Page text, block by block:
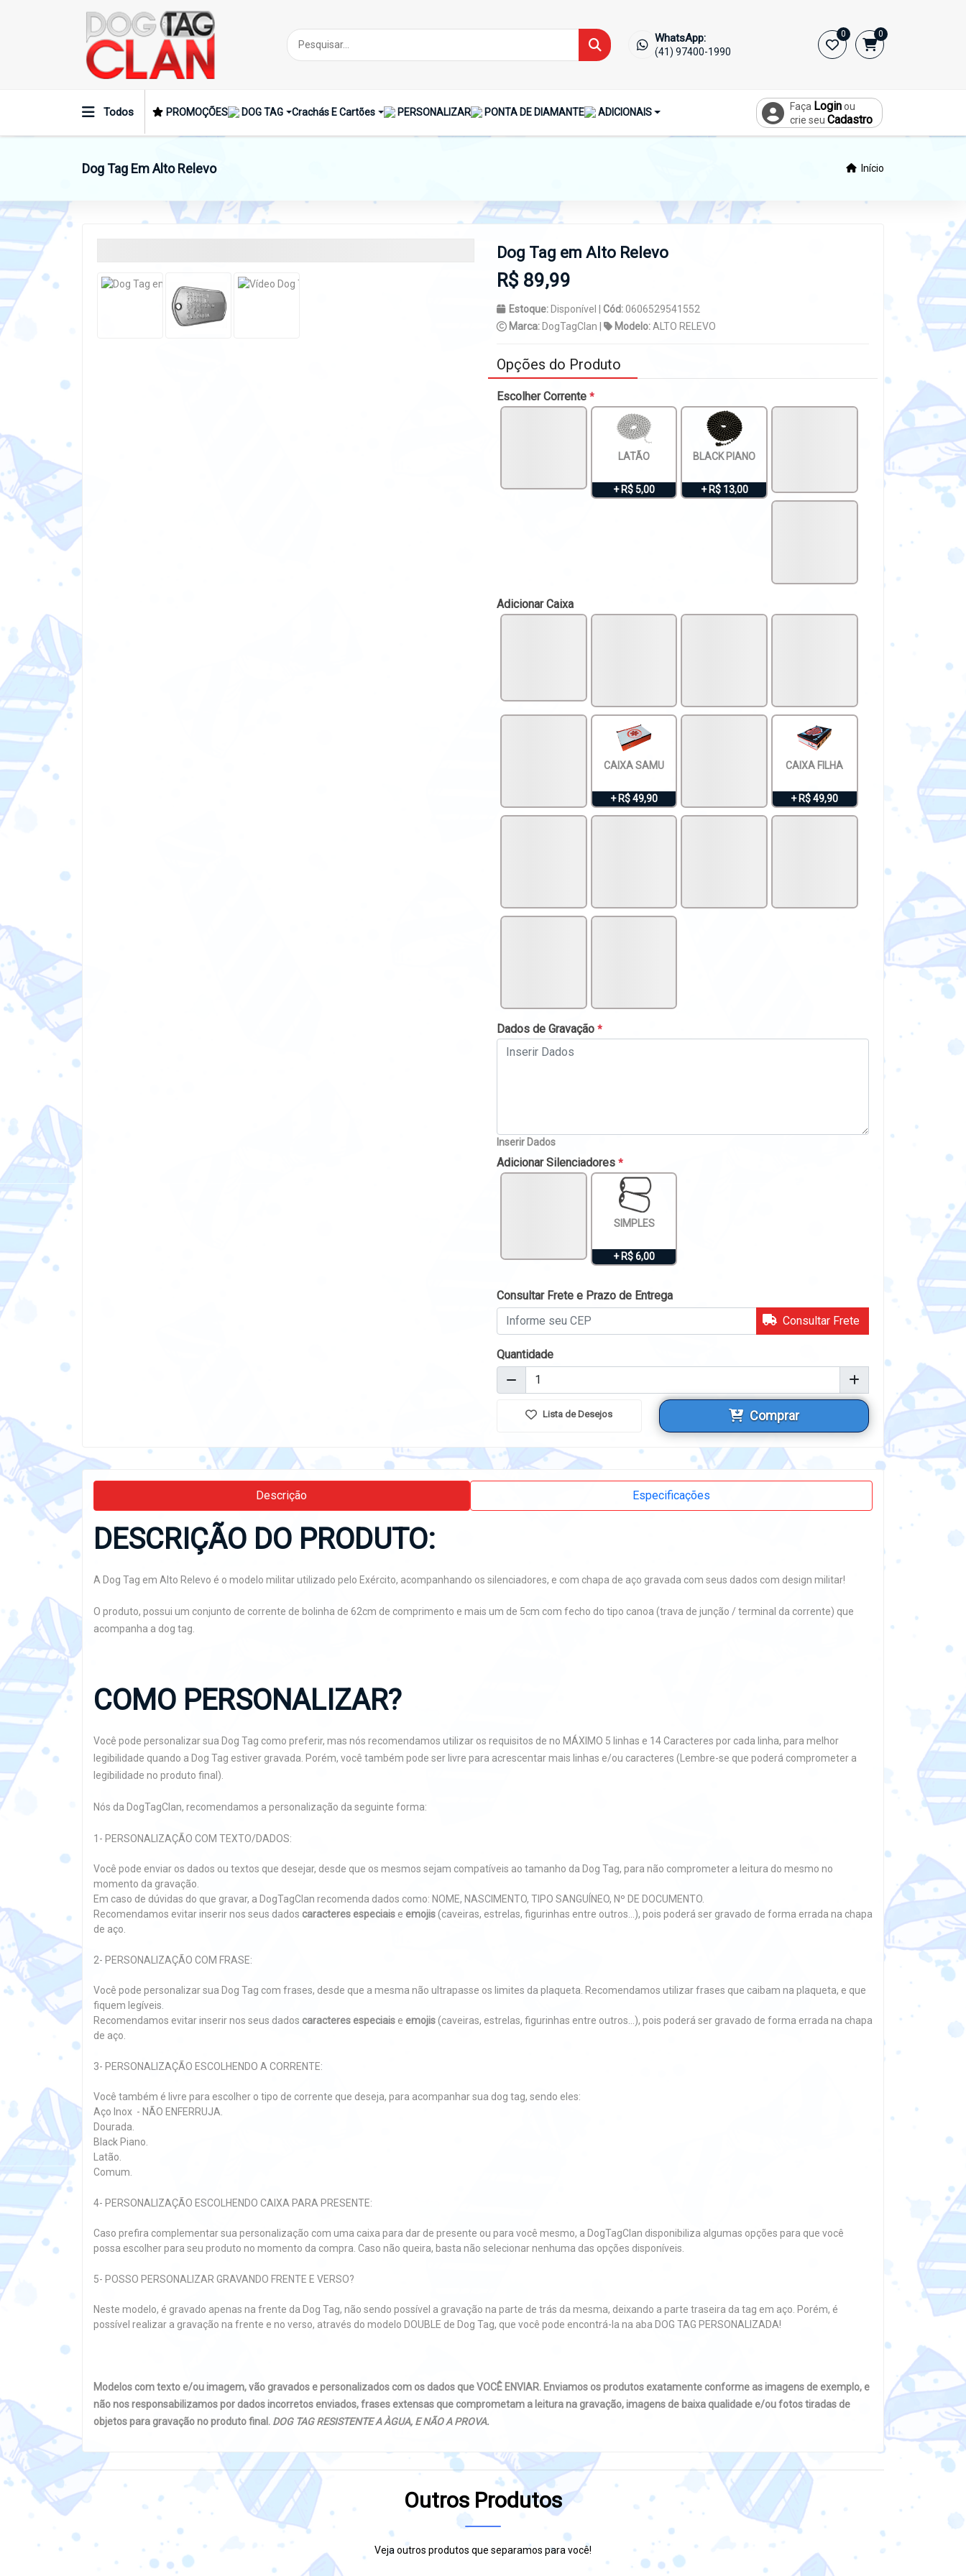
WhatsApp:
(41) 97400-1990
0 0
Todos PROMOÇÕES DOG TAG Crachás E Cartões PERSONALIZAR PONTA DE DIAMANTE ADICIONAIS Faça Loginou
crie seu Cadastro
Dog Tag Em Alto Relevo Início
Dog Tag em Alto Relevo
R$ 89,99
Estoque:Disponível | Cód:0606529541552
Marca:DogTagClan | Modelo:ALTO RELEVO
Opções do Produto
Escolher Corrente *
LATÃO
+ R$ 5,00
BLACK PIANO
+ R$ 13,00
Adicionar Caixa
CAIXA SAMU
+ R$ 49,90
CAIXA FILHA
+ R$ 49,90
Dados de Gravação *
Inserir Dados
Adicionar Silenciadores *
SIMPLES
+ R$ 6,00
Consultar Frete e Prazo de Entrega
Consultar Frete
Quantidade
Lista de Desejos Comprar
Descrição Especificações
DESCRIÇÃO DO PRODUTO:
A Dog Tag em Alto Relevo é o modelo militar utilizado pelo Exército, acompanhando os silenciadores, e com chapa de aço gravada com seus dados com design militar!
O produto, possui um conjunto de corrente de bolinha de 62cm de comprimento e mais um de 5cm com fecho do tipo canoa (trava de junção / terminal da corrente) que
acompanha a dog tag.
COMO PERSONALIZAR?
Você pode personalizar sua Dog Tag como preferir, mas nós recomendamos utilizar os requisitos de no MÁXIMO 5 linhas e 14 Caracteres por cada linha, para melhor
legibilidade quando a Dog Tag estiver gravada. Porém, você também pode ser livre para acrescentar mais linhas e/ou caracteres (Lembre-se que poderá comprometer a
legibilidade no produto final).
Nós da DogTagClan, recomendamos a personalização da seguinte forma:
1- PERSONALIZAÇÃO COM TEXTO/DADOS:
Você pode enviar os dados ou textos que desejar, desde que os mesmos sejam compatíveis ao tamanho da Dog Tag, para não comprometer a leitura do mesmo no
momento da gravação.
Em caso de dúvidas do que gravar, a DogTagClan recomenda dados como: NOME, NASCIMENTO, TIPO SANGUÍNEO, Nº DE DOCUMENTO.
Recomendamos evitar inserir nos seus dados caracteres especiais e emojis(caveiras, estrelas, figurinhas entre outros...), pois poderá ser gravado de forma errada na chapa
de aço.
2- PERSONALIZAÇÃO COM FRASE:
Você pode personalizar sua Dog Tag com frases, desde que a mesma não ultrapasse os limites da plaqueta. Recomendamos utilizar frases que caibam na plaqueta, e que
fiquem legíveis.
Recomendamos evitar inserir nos seus dados caracteres especiais e emojis(caveiras, estrelas, figurinhas entre outros...), pois poderá ser gravado de forma errada na chapa
de aço.
3- PERSONALIZAÇÃO ESCOLHENDO A CORRENTE:
Você também é livre para escolher o tipo de corrente que deseja, para acompanhar sua dog tag, sendo eles:
Aço Inox - NÃO ENFERRUJA.
Dourada.
Black Piano.
Latão.
Comum.
4- PERSONALIZAÇÃO ESCOLHENDO CAIXA PARA PRESENTE:
Caso prefira complementar sua personalização com uma caixa para dar de presente ou para você mesmo, a DogTagClan disponibiliza algumas opções para que você
possa escolher para seu produto no momento da compra. Caso não queira, basta não selecionar nenhuma das opções disponíveis.
5- POSSO PERSONALIZAR GRAVANDO FRENTE E VERSO?
Neste modelo, é gravado apenas na frente da Dog Tag, não sendo possível a gravação na parte de trás da mesma, deixando a parte traseira da tag em aço. Porém, é
possível realizar a gravação na frente e no verso, através do modelo DOUBLE de Dog Tag, que você pode encontrá-la na aba DOG TAG PERSONALIZADA!
Modelos com texto e/ou imagem, vão gravados e personalizados com os dados que VOCÊ ENVIAR. Enviamos os produtos exatamente conforme as imagens de exemplo, e
não nos responsabilizamos por dados incorretos enviados, frases extensas que comprometam a leitura na gravação, imagens de baixa qualidade e/ou fotos tiradas de
objetos para gravação no produto final. DOG TAG RESISTENTE A ÀGUA, E NÃO A PROVA.
Outros Produtos
Veja outros produtos que separamos para você!